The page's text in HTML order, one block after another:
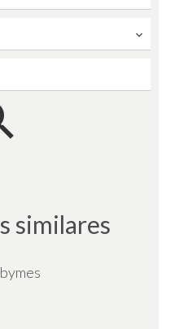
similares